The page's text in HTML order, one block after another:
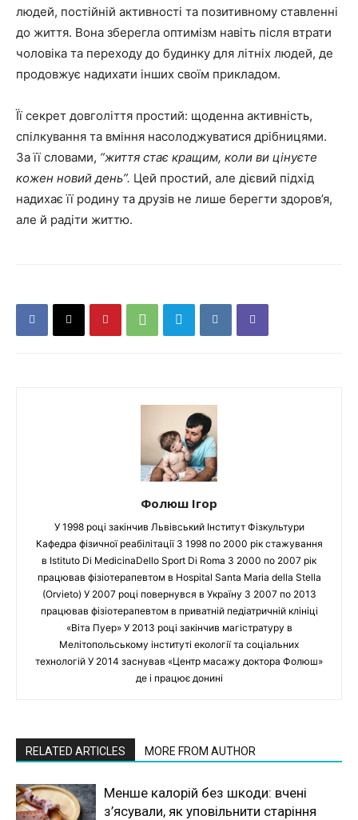
людей, постійній активності та позитивному ставленні
до життя. Вона зберегла оптимізм навіть після втрати
чоловіка та переходу до будинку для літніх людей, де
продовжує надихати інших своїм прикладом.
Її секрет довголіття простий: щоденна активність,
спілкування та вміння насолоджуватися дрібницями.
За її словами, “життя стає кращим, коли ви цінуєте
кожен новий день”. Цей простий, але дієвий підхід
надихає її родину та друзів не лише берегти здоров’я,
але й радіти життю.
Фолюш Ігор
У 1998 році закінчив Львівський Інститут Фізкультури
Кафедра фізичної реабілітації З 1998 по 2000 рік стажування
в Istituto Di MedicinaDello Sport Di Roma З 2000 по 2007 рік
працював фізіотерапевтом в Hospital Santa Maria della Stella
(Orvieto) У 2007 році повернувся в Україну З 2007 по 2013
працював фізіотерапевтом в приватній педіатричній клініці
«Віта Пуер» У 2013 році закінчив магістратуру в
Мелітопольському інституті екології та соціальних
технологій У 2014 заснував «Центр масажу доктора Фолюш»
де і працює донині
RELATED ARTICLES MORE FROM AUTHOR
Менше калорій без шкоди: вчені
з’ясували, як уповільнити старіння